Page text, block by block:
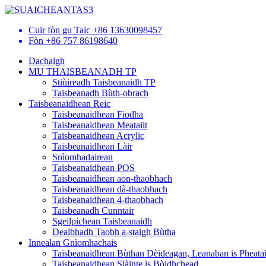
Cuir fòn gu Taic +86 13630098457
Fòn +86 757 86198640
Dachaigh
MU THAISBEANADH TP
Stiùireadh Taisbeanaidh TP
Taisbeanadh Bùth-obrach
Taisbeanaidhean Reic
Taisbeanaidhean Fiodha
Taisbeanaidhean Meatailt
Taisbeanaidhean Acrylic
Taisbeanaidhean Làir
Snìomhadairean
Taisbeanaidhean POS
Taisbeanaidhean aon-thaobhach
Taisbeanaidhean dà-thaobhach
Taisbeanaidhean 4-thaobhach
Taisbeanadh Cunntair
Sgeilpichean Taisbeanaidh
Dealbhadh Taobh a-staigh Bùtha
Innealan Gnìomhachais
Taisbeanaidhean Bùthan Dèideagan, Leanaban is
Taisbeanaidhean Slàinte is Bòidhchead